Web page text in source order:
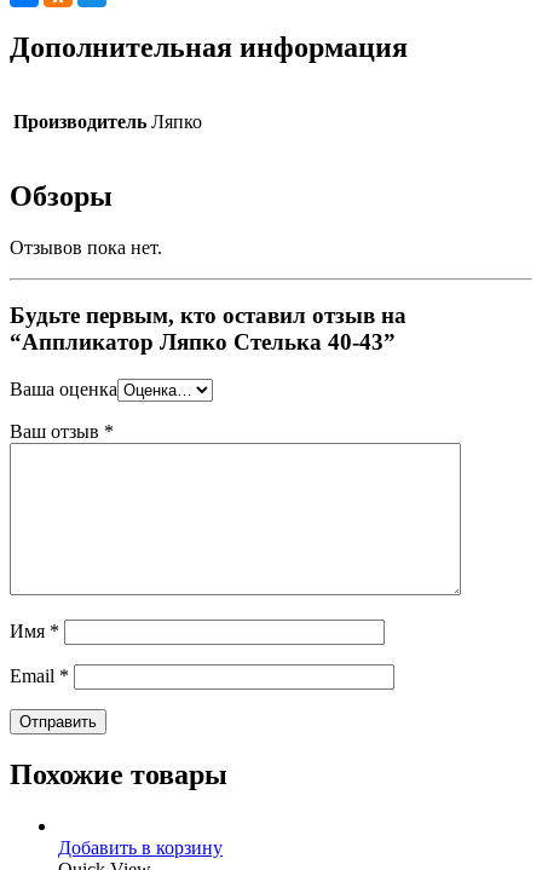
Дополнительная информация
Производитель Ляпко
Обзоры
Отзывов пока нет.
Будьте первым, кто оставил отзыв на
“Аппликатор Ляпко Стелька 40-43”
Ваша оценка
Ваш отзыв *
Имя *
Email *
Похожие товары
Добавить в корзину